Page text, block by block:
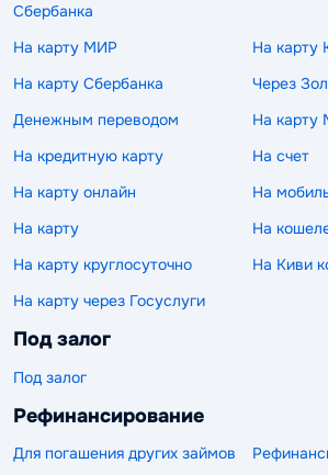
Сбербанка
На карту МИР
На карту
На карту Сбербанка
Через
Денежным переводом
На карту
На кредитную карту
На счет
На карту онлайн
На
На карту
На
На карту круглосуточно
На Киви
На карту через Госуслуги
Под залог
Под залог
Рефинансирование
Для погашения других займов